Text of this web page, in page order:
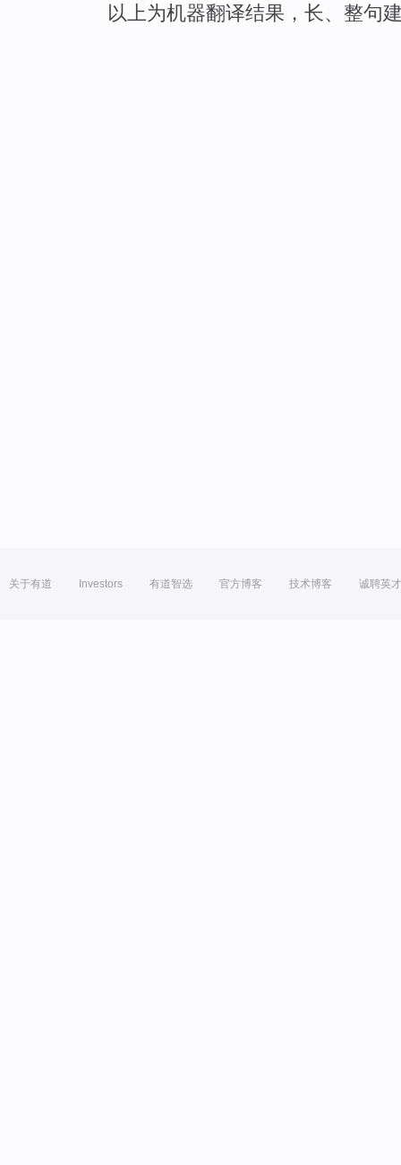
以上为机器翻译结果，长、整句
关于有道 Investors 有道智选 官方博客 技术博客 诚聘英才